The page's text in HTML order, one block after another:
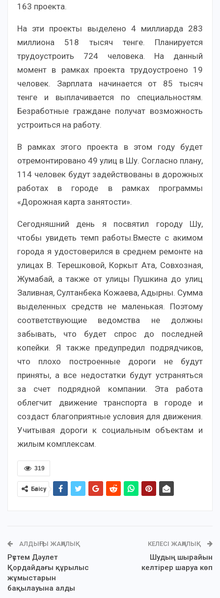
163 проекта.
На эти проекты выделено 4 миллиарда 283
миллиона 518 тысяч тенге. Планируется
трудоустроить 724 человека. На данный
момент в рамках проекта трудоустроено 19
человек. Зарплата начинается от 85 тысяч
тенге и выплачивается по специальностям.
Безработные граждане получат возможность
устроиться на работу.
В рамках этого проекта в этом году будет
отремонтировано 49 улиц в Шу. Согласно плану,
114 человек будут задействованы в дорожных
работах в городе в рамках программы
«Дорожная карта занятости».
Сегодняшний день я посвятил городу Шу,
чтобы увидеть темп работы.Вместе с акимом
города я удостоверился в среднем ремонте на
улицах В. Терешковой, Коркыт Ата, Совхозная,
Жумабай, а также от улицы Пушкина до улиц
Заливная, Султанбека Кожаева, Адырны. Сумма
выделенных средств не маленькая. Поэтому
соответствующие ведомства не должны
забывать, что будет спрос до последней
копейки. Я также предупредил подрядчиков,
что плохо построенные дороги не будут
приняты, а все недостатки будут устраняться
за счет подрядной компании. Эта работа
облегчит движение транспорта в городе и
создаст благоприятные условия для движения.
Учитывая дороги к социальным объектам и
жилым комплексам.
319
Бөлісу
АЛДЫҢҒЫ ЖАҢАЛЫҚ
Рүстем Дәулет
Қордайдағы құрылыс
жұмыстарын
бақылауына алды
КЕЛЕСІ ЖАҢАЛЫҚ
Шудың шырайын
келтірер шаруа көп